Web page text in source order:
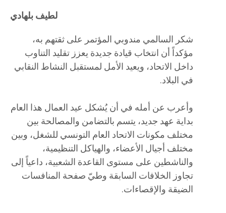
لطيف بلهادي
شكر السالمي مندوبي المؤتمر على ثقتهم به،
مؤكداً أن انتخاب قيادة جديدة يعزز تقليد التناوب
داخل الاتحاد، ويعيد الأمل لمستقبل النشاط النقابي
في البلاد.
وأعرب عن أمله في أن يُشكل عيد العمال هذا العام
بداية عهد جديد، يتسم بالتضامن والمصالحة بين
مختلف مكونات الاتحاد العام التونسي للشغل، وبين
مختلف أجيال الأعضاء، والهياكل التنظيمية،
والناشطين على مستوى القاعدة الشعبية، داعياً إلى
تجاوز الخلافات السابقة وطيّ صفحة المنافسات
الضيقة والإقصاءات.